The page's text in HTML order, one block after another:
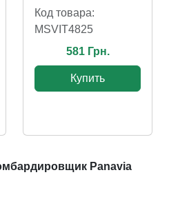
Код товара:
MSVIT4825
581 Грн.
Купить
Panavia